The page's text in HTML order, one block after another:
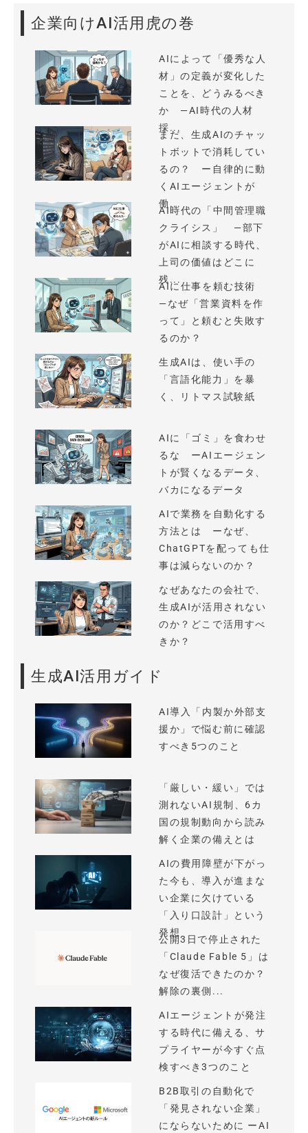
企業向けAI活用虎の巻
AIによって「優秀な人
材」の定義が変化した
ことを、どうみるべき
か —AI時代の人材
採...
まだ、生成AIのチャッ
トボットで消耗してい
るの？ ー自律的に動
くAIエージェントが
働...
AI時代の「中間管理職
クライシス」 —部下
がAIに相談する時代、
上司の価値はどこに
残...
AIに仕事を頼む技術
—なぜ「営業資料を作
って」と頼むと失敗す
るのか？
生成AIは、使い手の
「言語化能力」を暴
く、リトマス試験紙
AIに「ゴミ」を食わせ
るな ーAIエージェン
トが賢くなるデータ、
バカになるデータ
AIで業務を自動化する
方法とは ーなぜ、
ChatGPTを配っても仕
事は減らないのか？
なぜあなたの会社で、
生成AIが活用されない
のか？どこで活用すべ
きか？
生成AI活用ガイド
AI導入「内製か外部支
援か」で悩む前に確認
すべき5つのこと
「厳しい・緩い」では
測れないAI規制、6カ
国の規制動向から読み
解く企業の備えとは
AIの費用障壁が下がっ
た今も、導入が進まな
い企業に欠けている
「入り口設計」という
発想
公開3日で停止された
「Claude Fable 5」は
なぜ復活できたのか？
解除の裏側...
AIエージェントが発注
する時代に備える、サ
プライヤーが今すぐ点
検すべき3つのこと
B2B取引の自動化で
「発見されない企業」
にならないために ーAI